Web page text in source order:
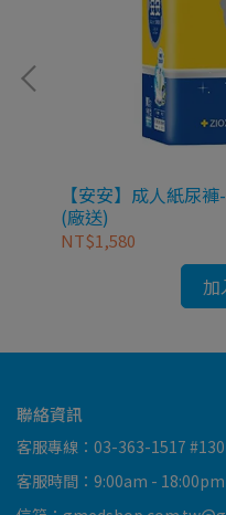
【安安】成人紙尿
(廠送)
NT$1,580
加
聯絡資訊
客服專線：03-363-1517 #130
客服時間：9:00am -